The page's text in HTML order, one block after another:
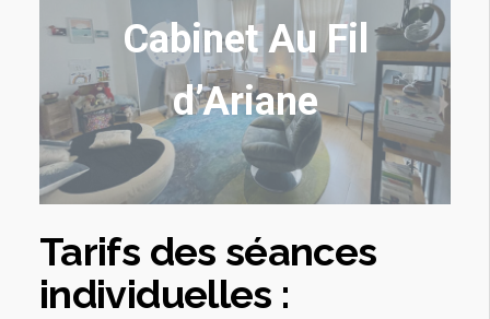
Cabinet Au Fil
d’Ariane
Tarifs des séances
individuelles :